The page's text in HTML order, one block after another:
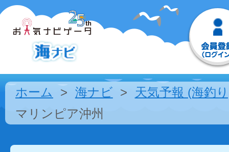
ホーム 海ナビ
天気予報 (海釣
マリンピア沖州